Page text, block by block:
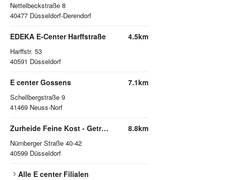
Nettelbeckstraße 8
40477 Düsseldorf-Derendorf
EDEKA E-Center Harffstraße
Harffstr. 53
40591 Düsseldorf
4.5km
E center Gossens
Schellbergstraße 9
41469 Neuss-Norf
7.1km
Zurheide Feine Kost - Getränkemarkt
Nürnberger Straße 40-42
40599 Düsseldorf
8.8km
Alle E centerFilialen